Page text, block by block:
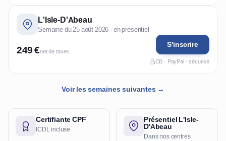
L'Isle-D'Abeau
Semaine du 25 août 2026 · en présentiel
249 €net de taxes
S'inscrire
CB · PayPal · sécurisé
Voir les semaines suivantes →
Certifiante CPF
ICDL incluse
Présentiel L'Isle-
D'Abeau
Dans nos centres